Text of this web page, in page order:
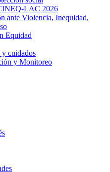
LAC 2026
ante Violencia, Inequidad,
Equidad
y cuidados
y Monitoreo